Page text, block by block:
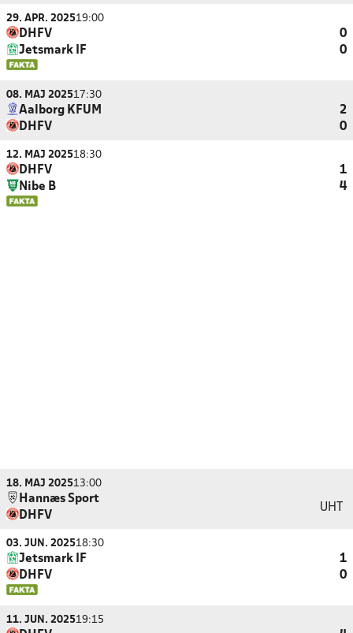
29. APR. 202519:00
DHFV
0
Jetsmark IF
0
08. MAJ 202517:30
Aalborg KFUM
2
DHFV
0
12. MAJ 202518:30
DHFV
1
Nibe B
4
18. MAJ 202513:00
Hannæs Sport
DHFV
UHT
03. JUN. 202518:30
Jetsmark IF
1
DHFV
0
11. JUN. 202519:15